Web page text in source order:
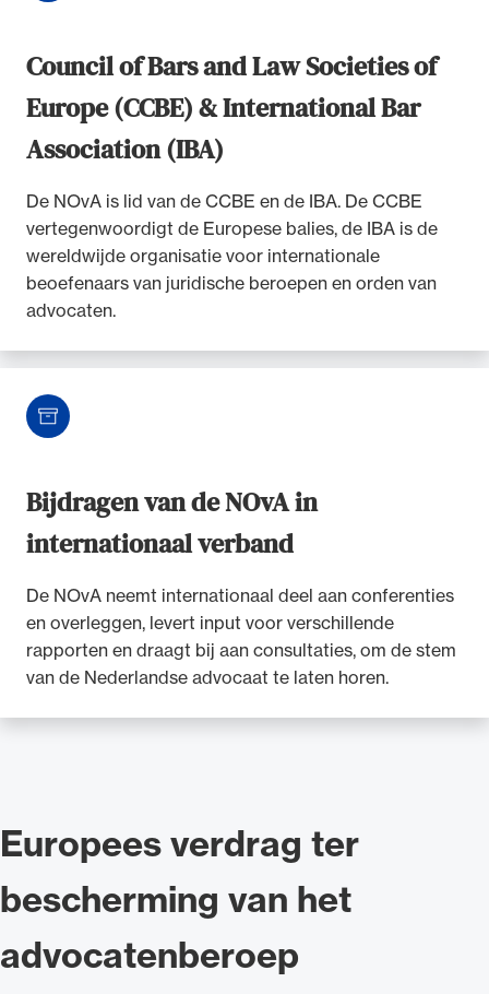
Council of Bars and Law Societies of
Europe (CCBE) & International Bar
Association (IBA)
De NOvA is lid van de CCBE en de IBA. De CCBE
vertegenwoordigt de Europese balies, de IBA is de
wereldwijde organisatie voor internationale
beoefenaars van juridische beroepen en orden van
advocaten.
Bijdragen van de NOvA in
internationaal verband
De NOvA neemt internationaal deel aan conferenties
en overleggen, levert input voor verschillende
rapporten en draagt bij aan consultaties, om de stem
van de Nederlandse advocaat te laten horen.
Europees verdrag ter
bescherming van het
advocatenberoep